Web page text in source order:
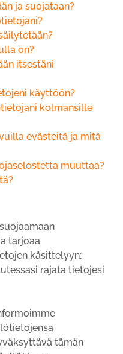
ja suojataan?
on?
itsestäni
käyttöön?
kolmansille
evästeitä ja mitä
muuttaa?
tarjoaa
käsittelyyn;
rajata tietojesi
tämän